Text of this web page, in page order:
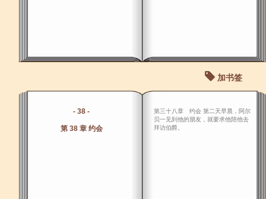
加书签
- 38 -
第 38 章 约会
第三十八章 约会 第二天早晨，阿尔
贝一见到他的朋友，就要求他陪他去
拜访伯爵。